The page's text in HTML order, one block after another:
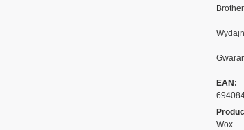
EAN:
Wox